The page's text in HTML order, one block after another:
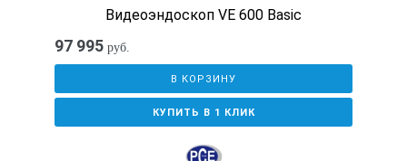
Диаметр зонда
7.6 мм
Видеоэндоскоп VE 600 Basic
97 995 руб.
В КОРЗИНУ
КУПИТЬ В 1 КЛИК